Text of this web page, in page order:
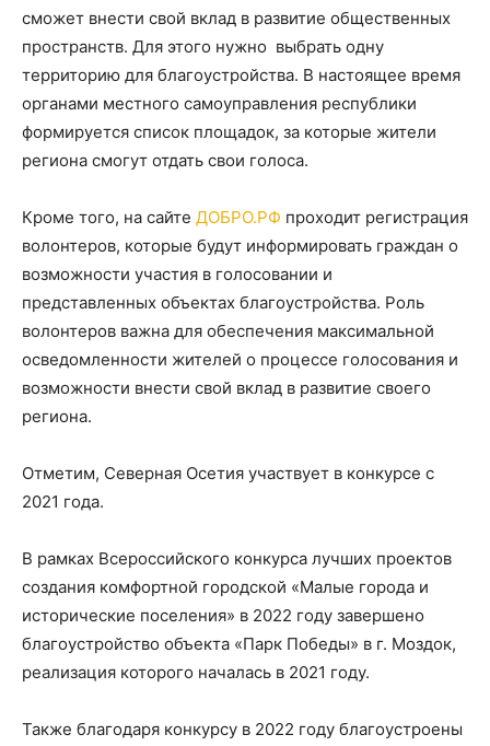
сможет внести свой вклад в развитие общественных
пространств. Для этого нужно выбрать одну
территорию для благоустройства. В настоящее время
органами местного самоуправления республики
формируется список площадок, за которые жители
региона смогут отдать свои голоса.
Кроме того, на сайте ДОБРО.РФ проходит регистрация
волонтеров, которые будут информировать граждан о
возможности участия в голосовании и
представленных объектах благоустройства. Роль
волонтеров важна для обеспечения максимальной
осведомленности жителей о процессе голосования и
возможности внести свой вклад в развитие своего
региона.
Отметим, Северная Осетия участвует в конкурсе с
2021 года.
В рамках Всероссийского конкурса лучших проектов
создания комфортной городской «Малые города и
исторические поселения» в 2022 году завершено
благоустройство объекта «Парк Победы» в г. Моздок,
реализация которого началась в 2021 году.
Также благодаря конкурсу в 2022 году благоустроены